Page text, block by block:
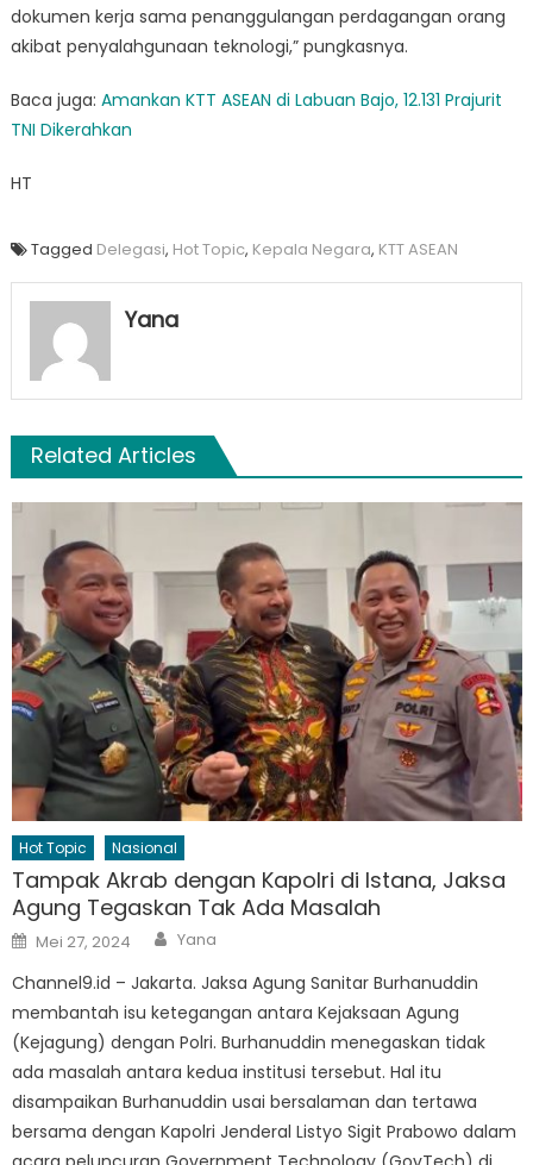
dokumen kerja sama penanggulangan perdagangan orang
akibat penyalahgunaan teknologi,” pungkasnya.
Baca juga: Amankan KTT ASEAN di Labuan Bajo, 12.131 Prajurit
TNI Dikerahkan
HT
Tagged Delegasi, Hot Topic, Kepala Negara, KTT ASEAN
Yana
Related Articles
Hot Topic Nasional
Tampak Akrab dengan Kapolri di Istana, Jaksa
Agung Tegaskan Tak Ada Masalah
Posted
on
Mei 27, 2024 Author
Yana
Channel9.id – Jakarta. Jaksa Agung Sanitar Burhanuddin
membantah isu ketegangan antara Kejaksaan Agung
(Kejagung) dengan Polri. Burhanuddin menegaskan tidak
ada masalah antara kedua institusi tersebut. Hal itu
disampaikan Burhanuddin usai bersalaman dan tertawa
bersama dengan Kapolri Jenderal Listyo Sigit Prabowo dalam